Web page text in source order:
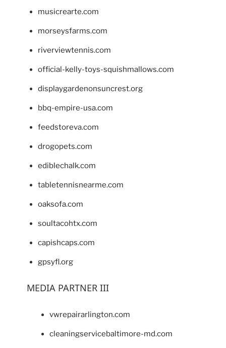
musicrearte.com
morseysfarms.com
riverviewtennis.com
official-kelly-toys-squishmallows.com
displaygardenonsuncrest.org
bbq-empire-usa.com
feedstoreva.com
drogopets.com
ediblechalk.com
tabletennisnearme.com
oaksofa.com
soultacohtx.com
capishcaps.com
gpsyfl.org
MEDIA PARTNER III
vwrepairarlington.com
cleaningservicebaltimore-md.com